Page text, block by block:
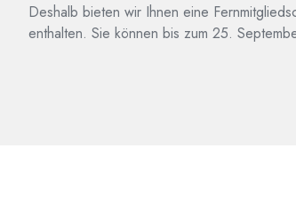
Deshalb bieten wir Ihnen eine
enthalten. Sie können bis zum 25.